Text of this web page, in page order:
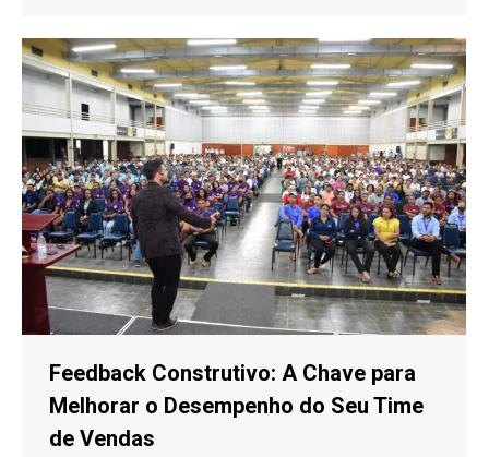
Feedback Construtivo: A Chave para
Melhorar o Desempenho do Seu Time
de Vendas